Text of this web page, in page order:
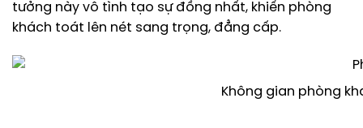
tưởng này vô tình tạo sự đồng nhất, khiến phòng
khách toát lên nét sang trọng, đẳng cấp.
Không gian phòng